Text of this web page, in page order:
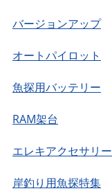
バージョンアップ
オートパイロット
魚探用バッテリー
RAM架台
エレキアクセサリー
岸釣り用魚探特集